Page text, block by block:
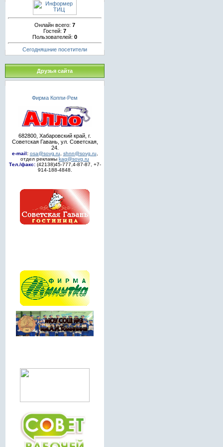
Онлайн всего: 7
Гостей: 7
Пользователей: 0
Сегодняшние посетители
Друзья сайта
Фирма Коппи-Рем
682800, Хабаровский край, г.
Советская Гавань, ул. Советская,
24.
e-mail: osa@sovg.ru shnn@sovg.ru
отдел рекламы kag@sovg.ru
Тел./факс:(42138)45-777,4-87-87, +7-
914-188-4848.